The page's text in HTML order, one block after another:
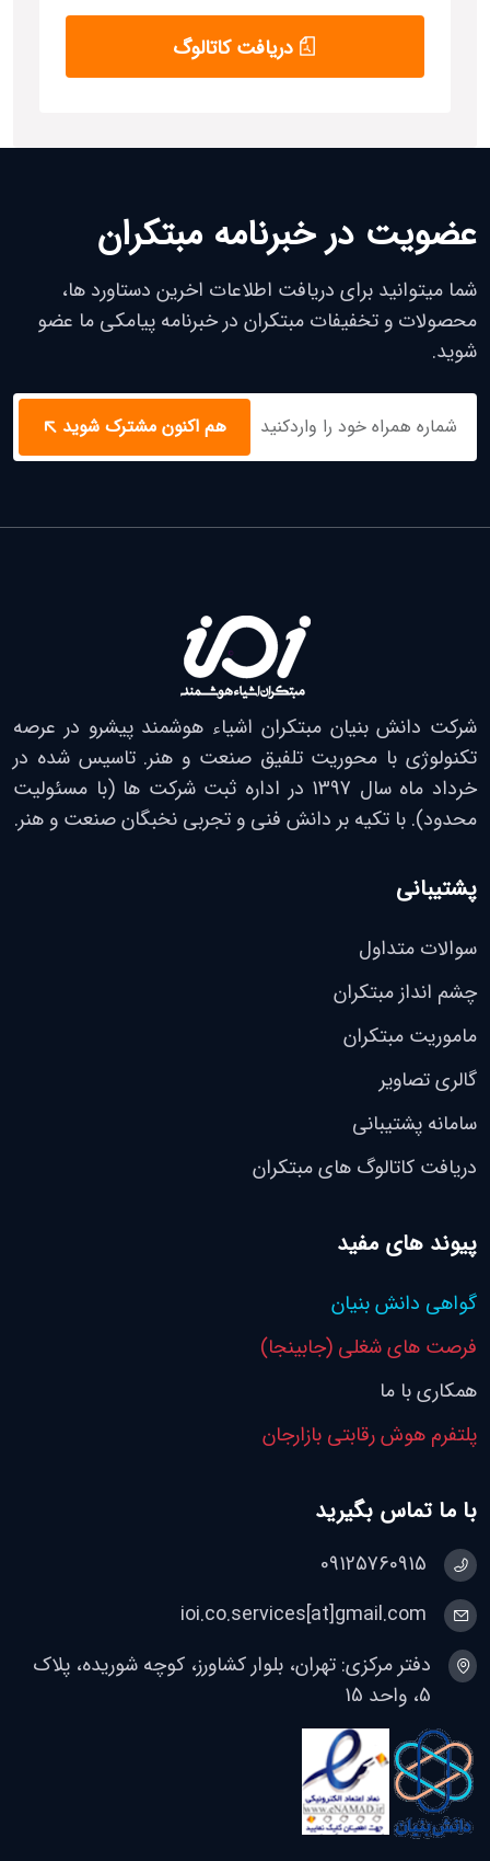
دریافت کاتالوگ
عضویت در خبرنامه مبتکران
شما میتوانید برای دریافت اطلاعات اخرین دستاورد ها،
محصولات و تخفیفات مبتکران در خبرنامه پیامکی ما عضو
شوید.
هم اکنون مشترک شوید
شرکت دانش بنیان مبتکران اشیاء هوشمند پیشرو در عرصه
تکنولوژی با محوریت تلفیق صنعت و هنر. تاسیس شده در
خرداد ماه سال 1397 در اداره ثبت شرکت ها (با مسئولیت
محدود). با تکیه بر دانش فنی و تجربی نخبگان صنعت و هنر.
پشتیبانی
سوالات متداول
چشم انداز مبتکران
ماموریت مبتکران
گالری تصاویر
سامانه پشتیبانی
دریافت کاتالوگ های مبتکران
پیوند های مفید
گواهی دانش بنیان
فرصت های شغلی (جابینجا)
همکاری با ما
پلتفرم هوش رقابتی بازارجان
با ما تماس بگیرید
09125760915
ioi.co.services[at]gmail.com
دفتر مرکزی: تهران، بلوار کشاورز، کوچه شوریده، پلاک
5، واحد 15